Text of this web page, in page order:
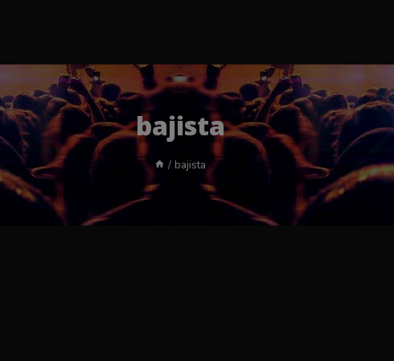
bajista
/ bajista